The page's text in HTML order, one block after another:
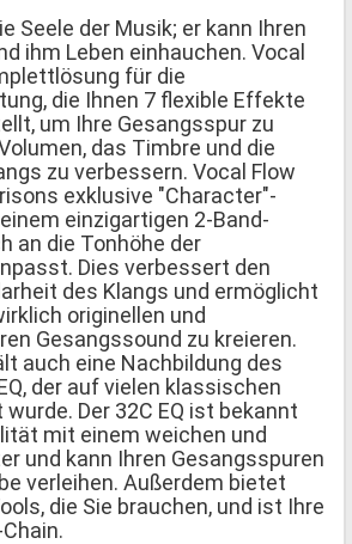
Seele der Musik; er kann Ihren
ihm Leben einhauchen. Vocal
für die
die Ihnen 7 flexible Effekte
um Ihre Gesangsspur zu
das Timbre und die
zu verbessern. Vocal Flow
exklusive "Character"-
einzigartigen 2-Band-
an die Tonhöhe der
Dies verbessert den
des Klangs und ermöglicht
originellen und
Gesangssound zu kreieren.
auch eine Nachbildung des
der auf vielen klassischen
Der 32C EQ ist bekannt
mit einem weichen und
und kann Ihren Gesangsspuren
verleihen. Außerdem bietet
die Sie brauchen, und ist Ihre